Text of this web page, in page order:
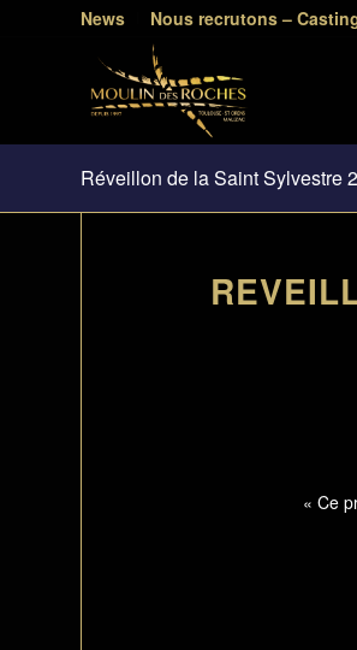
News Nous recrutons –
Réveillon de la Saint Sylvestre
« Ce